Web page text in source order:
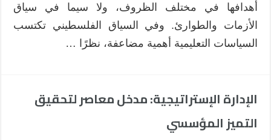
أهدافها في مختلف الظروف، ولا سيما في سياق
الأزمات والطوارئ. وفي السياق الفلسطيني تكتسب
السياسات التعليمية أهمية مضاعفة، نظرًا …
الإدارة الإستراتيجية: مدخل معاصر لتحقيق
التميز المؤسسي